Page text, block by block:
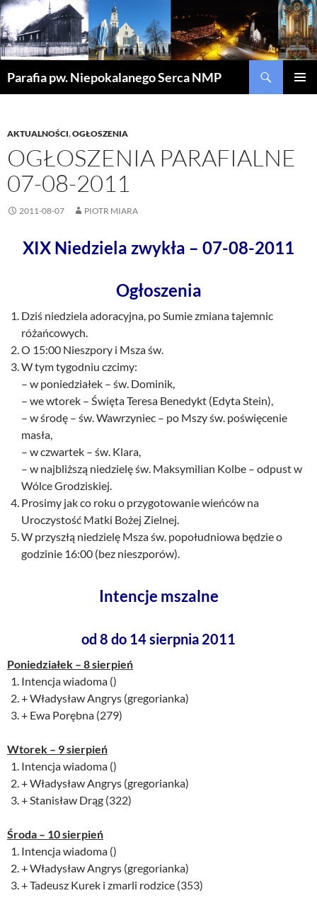
Parafia pw. Niepokalanego Serca NMP
AKTUALNOŚCI,OGŁOSZENIA
OGŁOSZENIA PARAFIALNE
07-08-2011
2011-08-07 PIOTR MIARA
XIX Niedziela zwykła – 07-08-2011
Ogłoszenia
Dziś niedziela adoracyjna, po Sumie zmiana tajemnic
różańcowych.
O 15:00 Nieszpory i Msza św.
W tym tygodniu czcimy:
– w poniedziałek – św. Dominik,
– we wtorek – Święta Teresa Benedykt (Edyta Stein),
– w środę – św. Wawrzyniec – po Mszy św. poświęcenie
masła,
– w czwartek – św. Klara,
– w najbliższą niedzielę św. Maksymilian Kolbe – odpust w
Wólce Grodziskiej.
Prosimy jak co roku o przygotowanie wieńców na
Uroczystość Matki Bożej Zielnej.
W przyszłą niedzielę Msza św. popołudniowa będzie o
godzinie 16:00 (bez nieszporów).
Intencje mszalne
od 8 do 14 sierpnia 2011
Poniedziałek – 8 sierpień
Intencja wiadoma ()
+ Władysław Angrys (gregorianka)
+ Ewa Porębna (279)
Wtorek – 9 sierpień
Intencja wiadoma ()
+ Władysław Angrys (gregorianka)
+ Stanisław Drąg (322)
Środa – 10sierpień
Intencja wiadoma ()
+ Władysław Angrys (gregorianka)
+ Tadeusz Kurek i zmarli rodzice (353)